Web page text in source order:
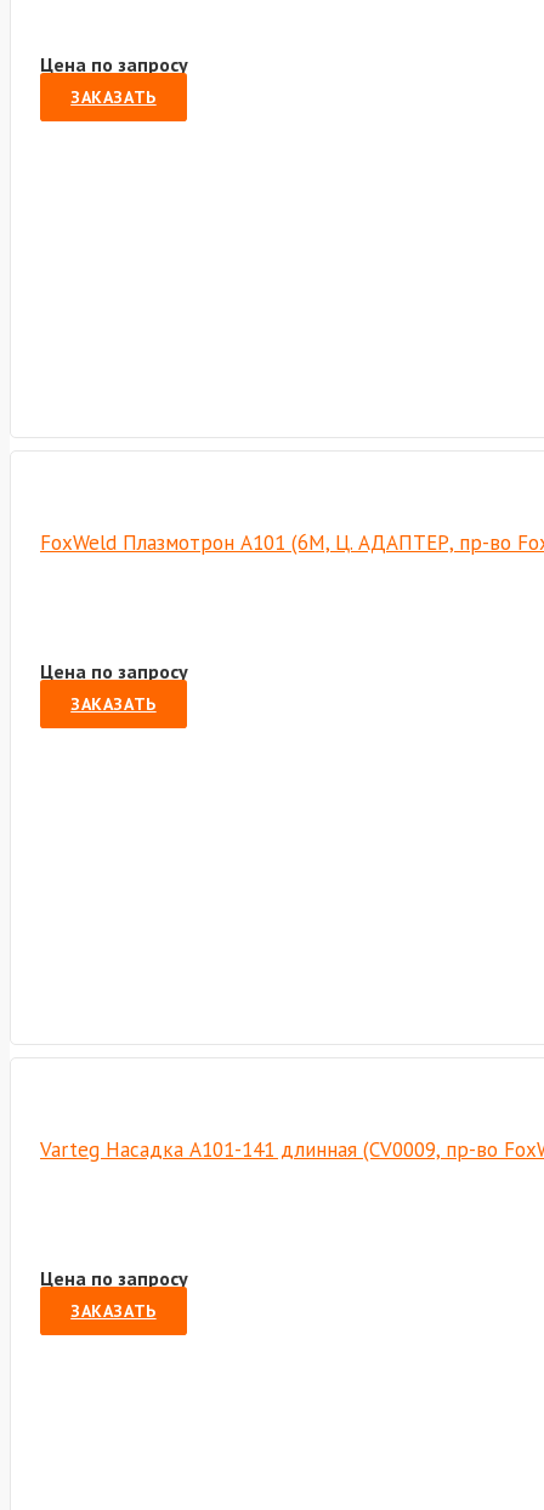
Цена по запросу
ЗАКАЗАТЬ
FoxWeld Плазмотрон А101 (6М, Ц. АДАПТЕР, пр-во
Цена по запросу
ЗАКАЗАТЬ
Varteg Насадка А101-141 длинная (CV0009, пр-во
Цена по запросу
ЗАКАЗАТЬ